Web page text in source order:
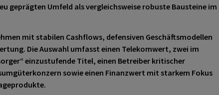
geprägten Umfeld als vergleichsweise robuste Bausteine im
mit stabilen Cashflows, defensiven Geschäftsmodellen
Die Auswahl umfasst einen Telekomwert, zwei im
einzustufende Titel, einen Betreiber kritischer
sowie einen Finanzwert mit starkem Fokus